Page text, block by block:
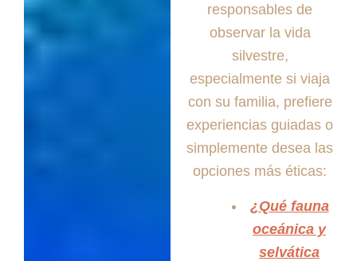
responsables de
observar la vida
silvestre,
especialmente si viaja
con su familia, prefiere
experiencias guiadas o
simplemente desea las
opciones más éticas:
¿Qué fauna
oceánica y
selvática